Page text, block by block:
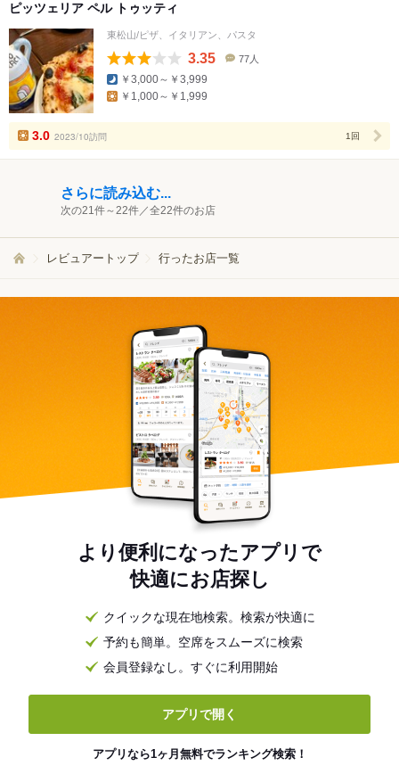
ピッツェリア ペル トゥッティ
東松山/ピザ、イタリアン、パスタ
3.35
数
77人
￥3,000～￥3,999
￥1,000～￥1,999
3.0 2023/10訪問 1回
さらに読み込む...
次の21件～22件／全22件のお店
レビュアートップ 行ったお店一覧
より便利になったアプリで
快適にお店探し
クイックな現在地検索。検索が快適に
予約も簡単。空席をスムーズに検索
会員登録なし。すぐに利用開始
アプリで開く
アプリなら1ヶ月無料でランキング検索！